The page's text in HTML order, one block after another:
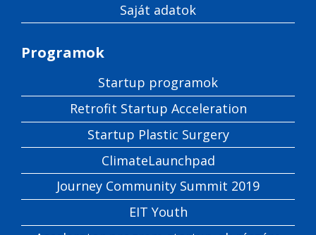
Saját adatok
Programok
Startup programok
Retrofit Startup Acceleration
Startup Plastic Surgery
ClimateLaunchpad
Journey Community Summit 2019
EIT Youth